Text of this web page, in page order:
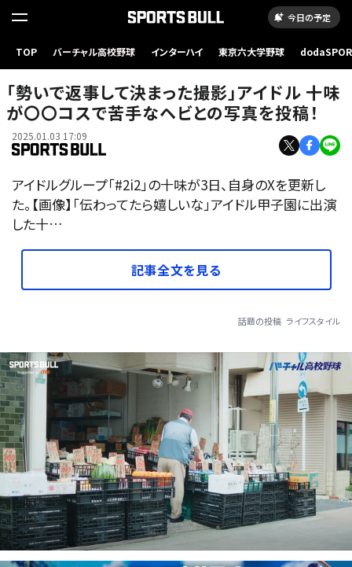
今日の予定
TOP バーチャル高校野球 インターハイ 東京六大学野球
「勢いで返事して決まった撮影」アイドル 十味
が〇〇コスで苦手なヘビとの写真を投稿！
2025.01.03 17:09
アイドルグループ「#2i2」の十味が3日、自身のXを更新し
た。【画像】「伝わってたら嬉しいな」アイドル甲子園に出演
した十…
記事全文を見る
話題の投稿 ライフスタイル